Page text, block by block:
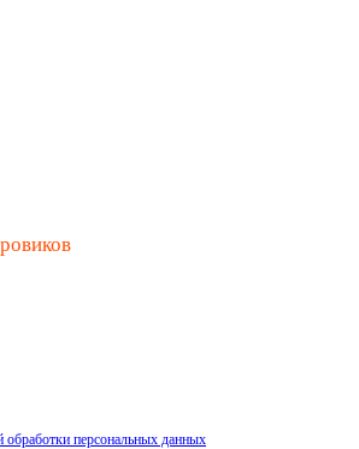
обработки персональных данных